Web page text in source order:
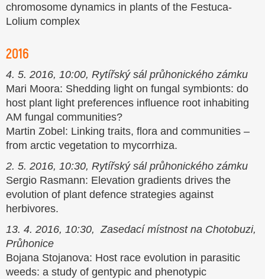
chromosome dynamics in plants of the Festuca-
Lolium complex
2016
4. 5. 2016, 10:00, Rytířský sál průhonického zámku
Mari Moora: Shedding light on fungal symbionts: do
host plant light preferences influence root inhabiting
AM fungal communities?
Martin Zobel: Linking traits, flora and communities –
from arctic vegetation to mycorrhiza.
2. 5. 2016, 10:30, Rytířský sál průhonického zámku
Sergio Rasmann: Elevation gradients drives the
evolution of plant defence strategies against
herbivores.
13. 4. 2016, 10:30, Zasedací místnost na Chotobuzi,
Průhonice
Bojana Stojanova: Host race evolution in parasitic
weeds: a study of gentypic and phenotypic